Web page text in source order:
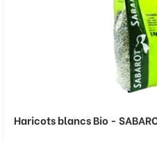
Haricots blancs Bio -